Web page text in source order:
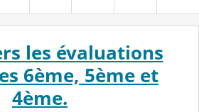
les évaluations
6ème, 5ème et
4ème.